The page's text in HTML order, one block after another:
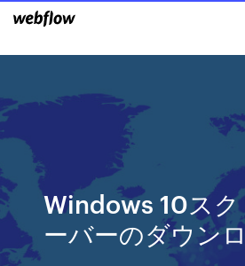
Windows 10スク
ーバーのダウン